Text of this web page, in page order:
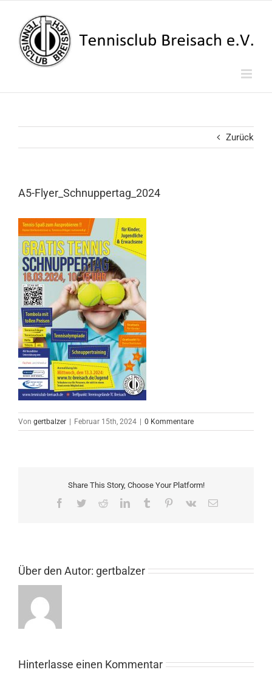
springen
Zurück
A5-Flyer_Schnuppertag_2024
Von gertbalzer Februar 15th, 2024 0 Kommentare
Share This Story, Choose Your Platform!
Facebook
TwitterRedditLinkedInTumblr Pinterest
Vk
E-
Über den Autor: gertbalzer
Hinterlasse einen Kommentar